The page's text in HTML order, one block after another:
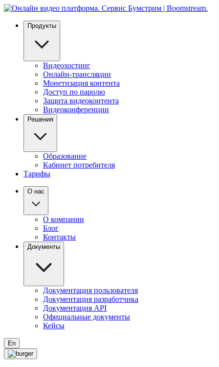
Продукты
Видеохостинг
Онлайн-трансляции
Монетизация контента
Доступ по паролю
Защита видеоконтента
Видеоконференции
Решения
Образование
Кабинет потребителя
Тарифы
О нас
О компании
Блог
Контакты
Документы
Документация пользователя
Документация разработчика
Документация API
Официальные документы
Кейсы
En